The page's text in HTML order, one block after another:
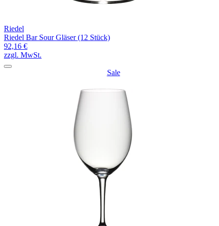
Riedel
Riedel Bar Sour Gläser (12 Stück)
92,16 €
zzgl. MwSt.
Sale